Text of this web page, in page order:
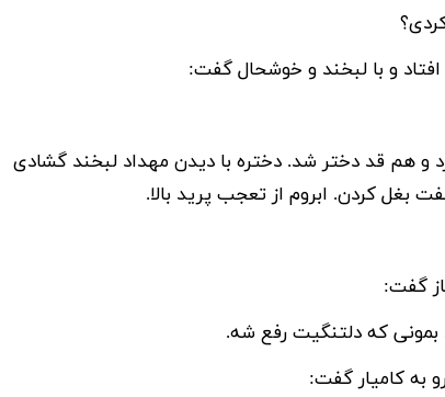
و با لبخند و خوشحال گفت:
زد و هم قد دختر شد. دختره با دیدن مهداد لبخند گشادی
بغل کردن. ابروم از تعجب پرید بالا.
گفت:
بمونی که دلتنگیت رفع شه.
به کامیار گفت: